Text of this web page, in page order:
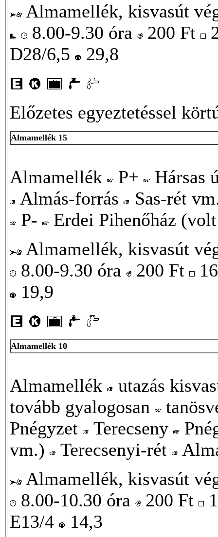
Almamellék, kisvasút
8.00-9.30 óra
200 Ft
D28/6,5
29,8
Előzetes egyeztetéssel
Almamellék 15
Almamellék P+
Hársas
Almás-forrás
Sas-rét
P-
Erdei Pihenőház
Almamellék, kisvasút
8.00-9.30 óra
200 Ft
19,9
Almamellék 10
Almamellék
utazás
tovább gyalogosan
Pnégyzet
Terecseny
vm.)
Terecsenyi-rét
Almamellék, kisvasút
8.00-10.30 óra
200 Ft
E13/4
14,3